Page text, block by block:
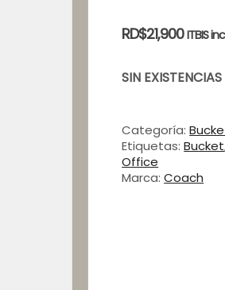
RD$21,900 ITBIS
SIN EXISTENCIAS
Categoría:
Etiquetas:Bucket
Office
Marca:Coach